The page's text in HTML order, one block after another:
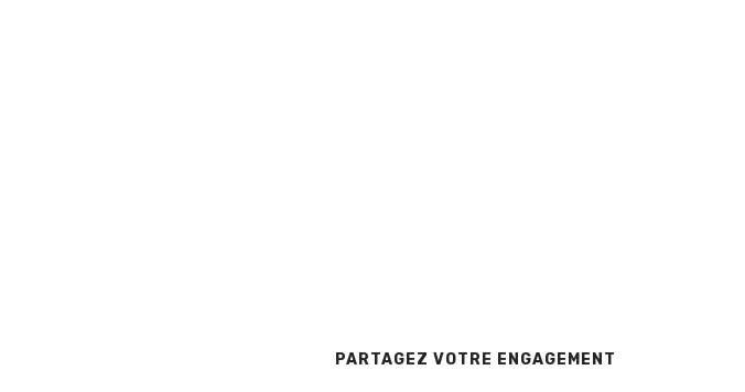
PARTAGEZ VOTRE ENGAGEMENT